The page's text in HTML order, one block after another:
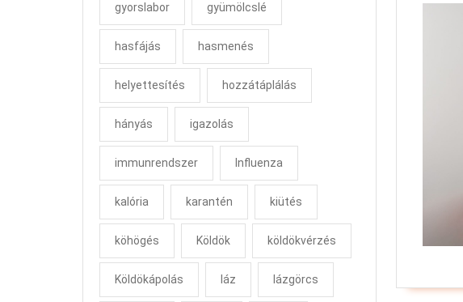
gyorslabor gyümölcslé
hasfájás hasmenés
helyettesítés hozzátáplálás
hányás igazolás
immunrendszer Influenza
kalória karantén kiütés
köhögés Köldök köldökvérzés
Köldökápolás láz lázgörcs